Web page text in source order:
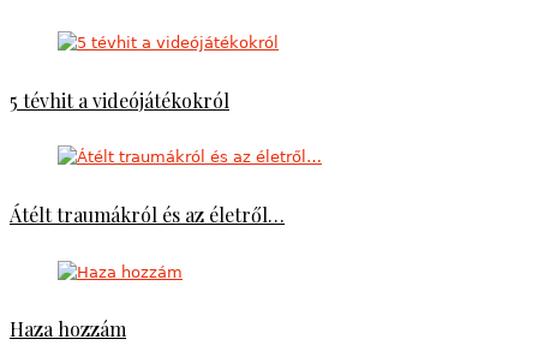
5 tévhit a videójátékokról
Átélt traumákról és az életről…
Haza hozzám